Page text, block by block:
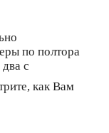
по полтора
с
как Вам